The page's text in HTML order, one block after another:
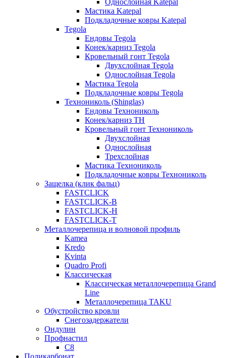
Однослойная Katepal
Мастика Katepal
Подкладочные ковры Katepal
Tegola
Ендовы Tegola
Конек/карниз Tegola
Кровельный гонт Tegola
Двухслойная Tegola
Однослойная Tegola
Мастика Tegola
Подкладочные ковры Tegola
Технониколь (Shinglas)
Ендовы Технониколь
Конек/карниз ТН
Кровельный гонт Технониколь
Двухслойная
Однослойная
Трехслойная
Мастика Технониколь
Подкладочные ковры Технониколь
Защелка (клик фальц)
FASTCLICK
FASTCLICK-B
FASTCLICK-H
FASTCLICK-T
Металлочерепица и волновой профиль
Kamea
Kredo
Kvinta
Quadro Profi
Классическая
Классическая металлочерепица Grand
Line
Металлочерепица TAKU
Обустройство кровли
Снегозадержатели
Ондулин
Профнастил
С8
Поликарбонат